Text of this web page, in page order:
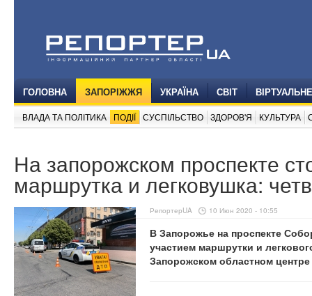
ГОЛОВНА ЗАПОРІЖЖЯ УКРАЇНА СВІТ
ВЛАДА ТА ПОЛІТИКА ПОДІЇ СУСПІЛЬСТВО ЗДОРОВ'Я КУЛЬТУРА
На запорожском проспекте
маршрутка и легковушка:
РепортерUA 10 Июн 2020 - 10:55
В Запорожье на проспекте
участием маршрутки и
Запорожском областном